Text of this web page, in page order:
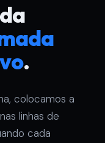
.
colocamos a
linhas de
cada